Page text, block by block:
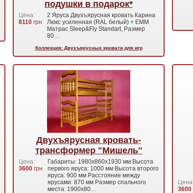
подушки в подарок*
Цена:
8110 грн
2 Яруса Двухъярусная кровать Карина
Люкс усиленная (RAL белый) + EMM
Матрас Sleep&Fly Standart, Размер
80…
Коллекция: Двухъярусные кровати для игр
Двухъярусная кровать-
трансформер "Мишель"
Цена:
3600 грн
Габариты: 1980x860x1930 мм Высота
первого яруса: 1000 мм Высота второго
яруса: 900 мм Расстояние между
ярусами: 870 мм Размер спального
места: 1900x80…
3600